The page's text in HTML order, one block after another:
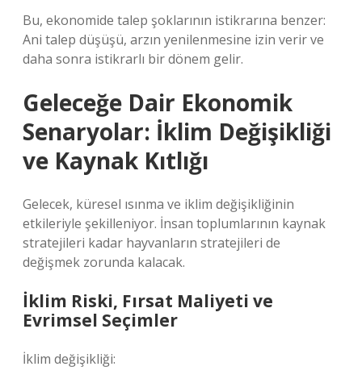
Bu, ekonomide talep şoklarının istikrarına benzer:
Ani talep düşüşü, arzın yenilenmesine izin verir ve
daha sonra istikrarlı bir dönem gelir.
Geleceğe Dair Ekonomik
Senaryolar: İklim Değişikliği
ve Kaynak Kıtlığı
Gelecek, küresel ısınma ve iklim değişikliğinin
etkileriyle şekilleniyor. İnsan toplumlarının kaynak
stratejileri kadar hayvanların stratejileri de
değişmek zorunda kalacak.
İklim Riski, Fırsat Maliyeti ve
Evrimsel Seçimler
İklim değişikliği: